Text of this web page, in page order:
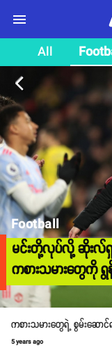
All
arrow_back_ios
Football
မင်းတို့လုပ်လို့ ဆိုးလ်
ကစားသမားတွေကို
ကစားသမားတွေရဲ့ စွမ်းဆော
5 years ago